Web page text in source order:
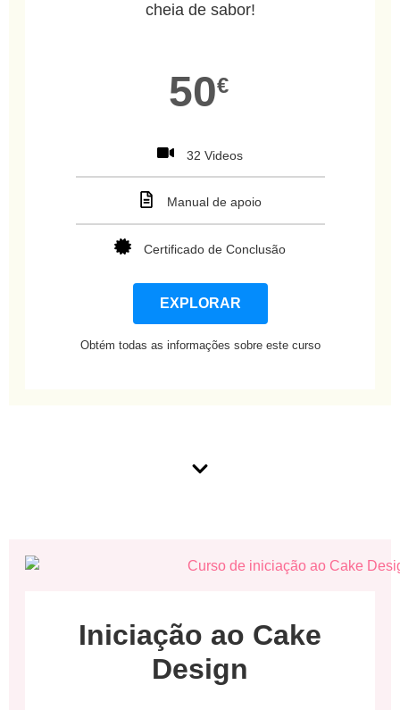
cheia de sabor!
50€
32 Videos
Manual de apoio
Certificado de Conclusão
EXPLORAR
Obtém todas as informações sobre este curso
Iniciação ao Cake
Design